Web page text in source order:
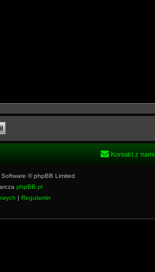
Kontakt z nami
© phpBB Limited
phpBB.pl
| Regulamin